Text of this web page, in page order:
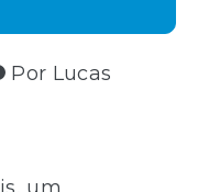
Por Lucas